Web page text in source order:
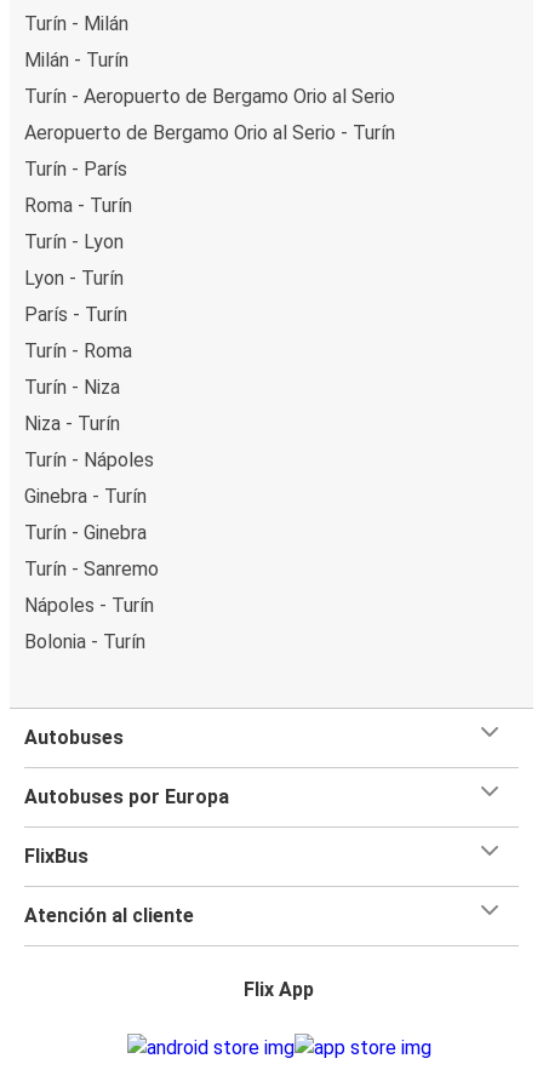
Turín - Milán
Milán - Turín
Turín - Aeropuerto de Bergamo Orio al Serio
Aeropuerto de Bergamo Orio al Serio - Turín
Turín - París
Roma - Turín
Turín - Lyon
Lyon - Turín
París - Turín
Turín - Roma
Turín - Niza
Niza - Turín
Turín - Nápoles
Ginebra - Turín
Turín - Ginebra
Turín - Sanremo
Nápoles - Turín
Bolonia - Turín
Autobuses
Autobuses por Europa
FlixBus
Atención al cliente
Flix App